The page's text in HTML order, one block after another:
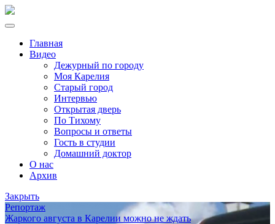
Главная
Видео
Дежурный по городу
Моя Карелия
Старый город
Интервью
Открытая дверь
По Тихому
Вопросы и ответы
Гость в студии
Домашний доктор
О нас
Архив
Закрыть
Репортаж
Жаркого августа в Карелии можно не ждать